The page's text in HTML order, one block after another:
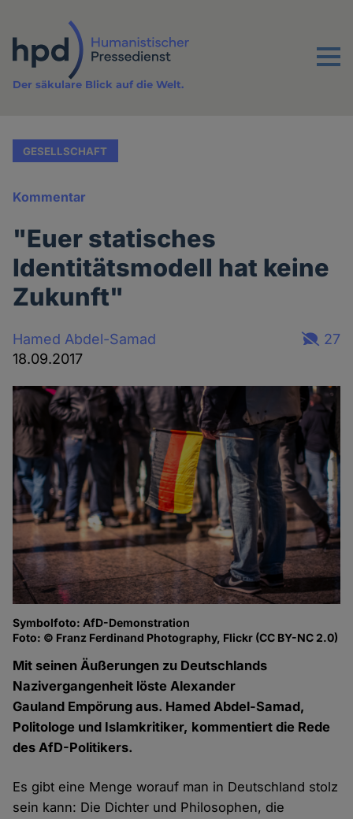
Inhalt
Menu
Der säkulare Blick auf die Welt.
GESELLSCHAFT
Kommentar
"Euer statisches
Identitätsmodell hat keine
Zukunft"
Hamed Abdel-Samad
18.09.2017
27
Symbolfoto: AfD-Demonstration
Foto: © Franz Ferdinand Photography, Flickr (CC BY-NC 2.0)
Mit seinen Äußerungen zu Deutschlands
Nazivergangenheit löste Alexander
Gauland Empörung aus. Hamed Abdel-Samad,
Politologe und Islamkritiker, kommentiert die Rede
des AfD-Politikers.
Es gibt eine Menge worauf man in Deutschland stolz
sein kann: Die Dichter und Philosophen, die